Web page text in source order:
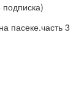
подписка)